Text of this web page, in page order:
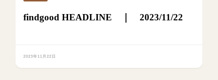
findgood HEADLINE ｜ 2023/11/22
2023年11月22日